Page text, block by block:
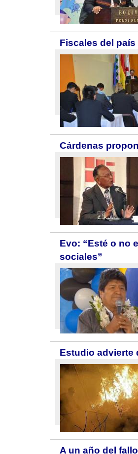
Fiscales del
Cárdenas
Evo: “Esté o no
sociales”
Estudio advierte
A un año del